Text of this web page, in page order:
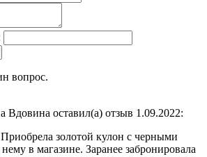
вопрос.
Вдовина оставил(а) отзыв 1.09.2022:
Приобрела золотой кулон с черными
в магазине. Заранее забронировала